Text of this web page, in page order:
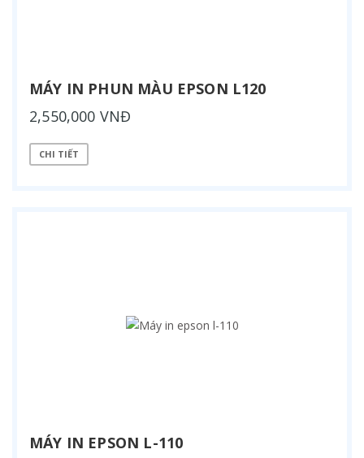
MÁY IN PHUN MÀU EPSON L120
2,550,000 VNĐ
CHI TIẾT
MÁY IN EPSON L-110